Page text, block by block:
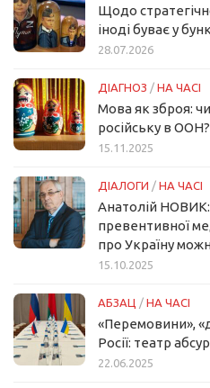
Щодо
іноді буває у
28.07.2026
ДІАГНОЗ / НА ЧАСІ
Мова як зброя:
російську в ООН?
15.11.2025
ДІАЛОГИ / НА ЧАСІ
Анатолій
превентивної
про Україну
15.10.2025
АБЗАЦ / НА ЧАСІ
«Перемовини»,
Росії: театр
22.06.2025